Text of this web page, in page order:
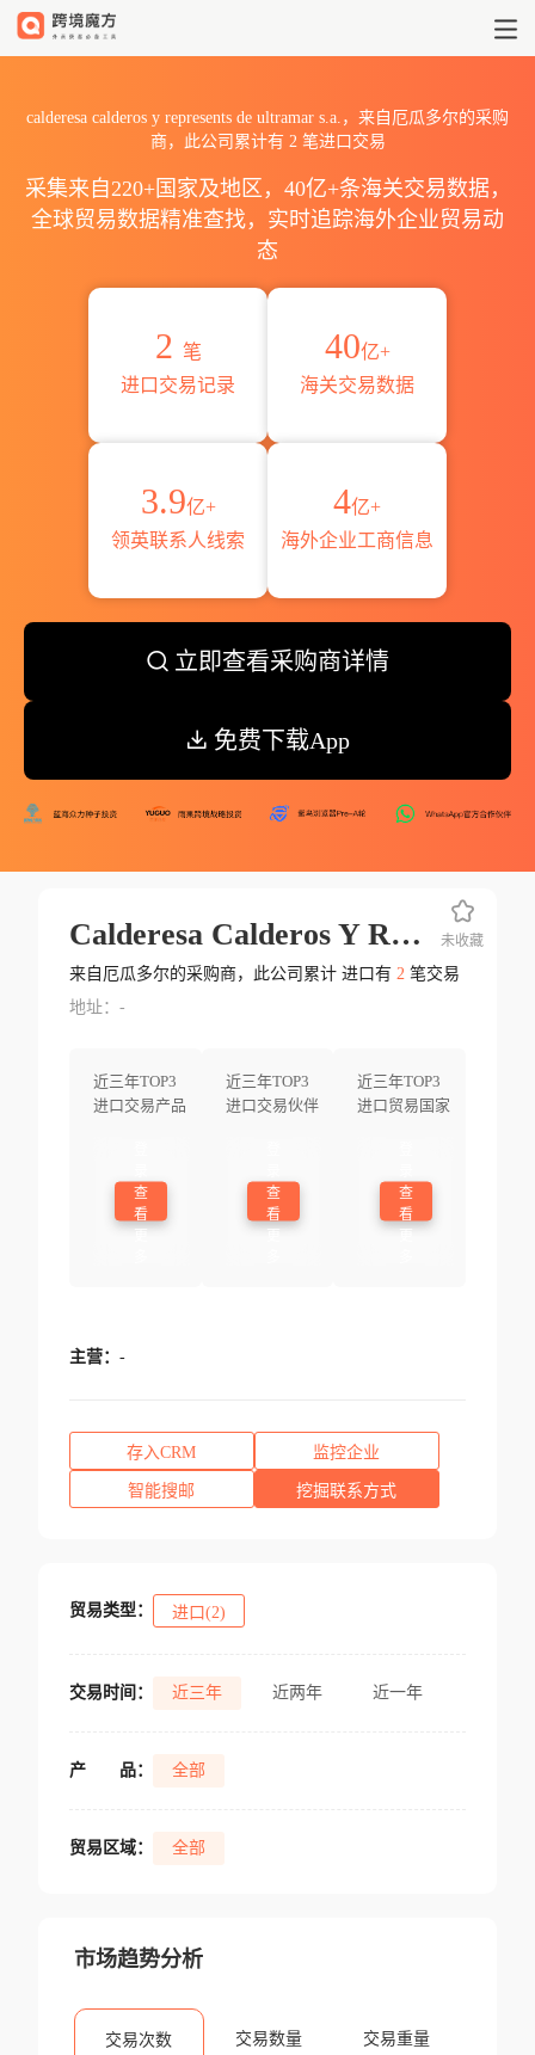
calderesa calderos y represents de ultramar s.a.，来自厄瓜多尔的采购
商，此公司累计有 2笔进口交易
采集来自220+国家及地区，40亿+条海关交易数据，
全球贸易数据精准查找，实时追踪海外企业贸易动
态
2 笔
进口交易记录
40亿+
海关交易数据
3.9亿+
领英联系人线索
4亿+
海外企业工商信息
立即查看采购商详情
免费下载App
Calderesa Calderos Y Represents De Ultramar S.a.
来自厄瓜多尔的采购商，此公司累计 进口有 2笔交易
地址：-
近三年TOP3
进口交易产品
查
看
近三年TOP3
进口交易伙伴
查
看
近三年TOP3
进口贸易国家
查
看
未收藏
主营： -
存入CRM 监控企业
智能搜邮 挖掘联系方式
贸易类型： 进口(2)
交易时间： 近三年 近两年 近一年
产 品： 全部
贸易区域： 全部
市场趋势分析
交易次数 交易数量 交易重量